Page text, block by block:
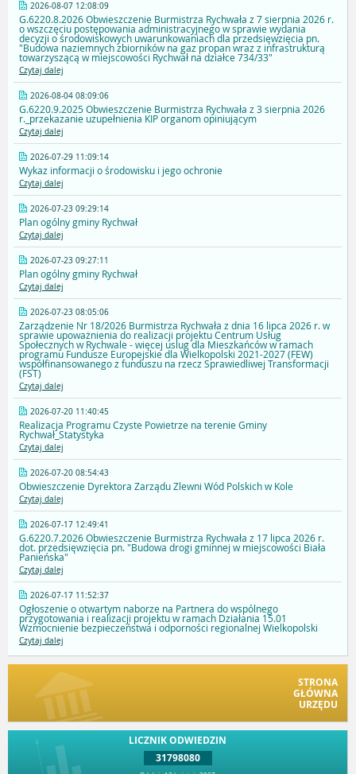
2026-08-07 12:08:09
G.6220.8.2026 Obwieszczenie Burmistrza Rychwała z 7 sierpnia 2026 r.
o wszczęciu postępowania administracyjnego w sprawie wydania
decyzji o środowiskowych uwarunkowaniach dla przedsięwzięcia pn.
"Budowa naziemnych zbiorników na gaz propan wraz z infrastrukturą
towarzyszącą w miejscowości Rychwał na działce 734/33"
Czytaj dalej
2026-08-04 08:09:06
G.6220.9.2025 Obwieszczenie Burmistrza Rychwała z 3 sierpnia 2026
r._przekazanie uzupełnienia KIP organom opiniującym
Czytaj dalej
2026-07-29 11:09:14
Wykaz informacji o środowisku i jego ochronie
Czytaj dalej
2026-07-23 09:29:14
Plan ogólny gminy Rychwał
Czytaj dalej
2026-07-23 09:27:11
Plan ogólny gminy Rychwał
Czytaj dalej
2026-07-23 08:05:06
Zarządzenie Nr 18/2026 Burmistrza Rychwała z dnia 16 lipca 2026 r. w
sprawie upoważnienia do realizacji projektu Centrum Usług
Społecznych w Rychwale - więcej uslug dla Mieszkańców w ramach
programu Fundusze Europejskie dla Wielkopolski 2021-2027 (FEW)
współfinansowanego z funduszu na rzecz Sprawiedliwej Transformacji
(FST)
Czytaj dalej
2026-07-20 11:40:45
Realizacja Programu Czyste Powietrze na terenie Gminy
Rychwał_Statystyka
Czytaj dalej
2026-07-20 08:54:43
Obwieszczenie Dyrektora Zarządu Zlewni Wód Polskich w Kole
Czytaj dalej
2026-07-17 12:49:41
G.6220.7.2026 Obwieszczenie Burmistrza Rychwała z 17 lipca 2026 r.
dot. przedsięwzięcia pn. "Budowa drogi gminnej w miejscowości Biała
Panieńska"
Czytaj dalej
2026-07-17 11:52:37
Ogłoszenie o otwartym naborze na Partnera do wspólnego
przygotowania i realizacji projektu w ramach Działania 15.01
Wzmocnienie bezpieczeństwa i odporności regionalnej Wielkopolski
Czytaj dalej
STRONA
GŁÓWNA
URZĘDU
LICZNIK ODWIEDZIN
31798080